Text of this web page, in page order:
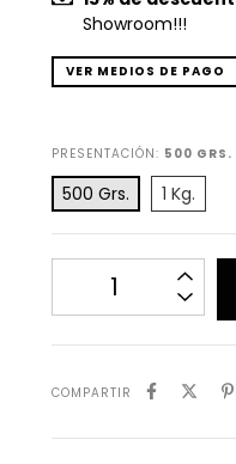
Showroom!!!
VER MEDIOS DE PAGO
PRESENTACIÓN: 500 GRS.
500 Grs. 1 Kg.
COMPARTIR